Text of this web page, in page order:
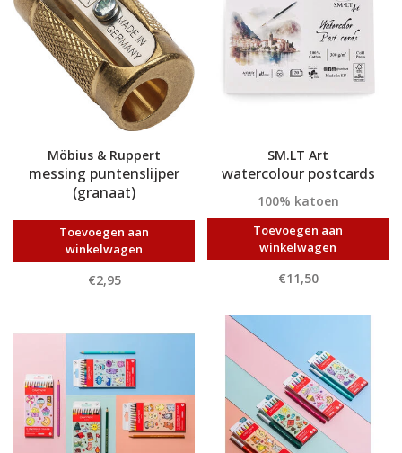
Möbius & Ruppert
messing puntenslijper
(granaat)
Toevoegen aan
winkelwagen
€2,95
SM.LT Art
watercolour postcards
100% katoen
Toevoegen aan
winkelwagen
€11,50